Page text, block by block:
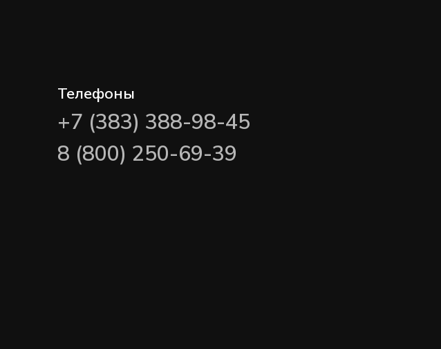
Телефоны
+7 (383) 388-98-45
8 (800) 250-69-39